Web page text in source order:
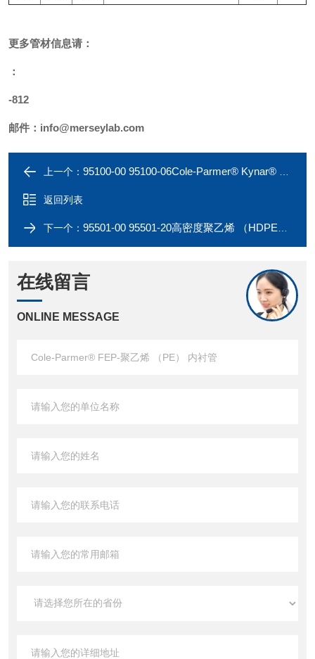
更多管材信息请：
：
-812
邮件： info@merseylab.com
上一个： 95100-00 95100-06Cole-Parmer® Kynar® PVDF 管材
返回列表
下一个： 95501-00 95501-20高密度聚乙烯 （HDPE） 管
在线留言
ONLINE MESSAGE